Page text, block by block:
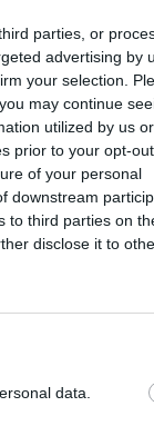
parties, or
advertising by
your selection.
may continue
utilized by us or
prior to your opt-
of your personal
downstream
to third parties on
disclose it to
data.